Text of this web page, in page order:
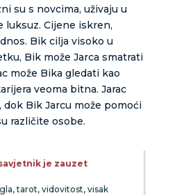
su s novcima, uživaju u
luksuz. Cijene iskren,
Bik cilja visoko u
Bik može Jarca smatrati
može Bika gledati kao
veoma bitna. Jarac
Bik Jarcu može pomoći
različite osobe.
je zauzet
ljubavni tarot, visak
064/600-600
- mob:1,12€ min
je zauzet
tarot, vidovitost, visak